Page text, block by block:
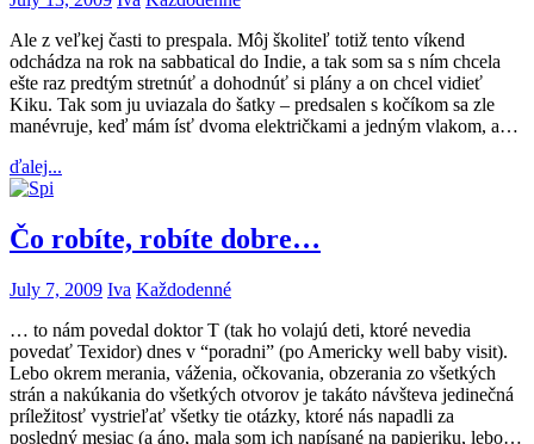
Ale z veľkej časti to prespala. Môj školiteľ totiž tento víkend
odchádza na rok na sabbatical do Indie, a tak som sa s ním chcela
ešte raz predtým stretnúť a dohodnúť si plány a on chcel vidieť
Kiku. Tak som ju uviazala do šatky – predsalen s kočíkom sa zle
manévruje, keď mám ísť dvoma električkami a jedným vlakom, a…
ďalej...
Čo robíte, robíte dobre…
July 7, 2009 Iva Každodenné
… to nám povedal doktor T (tak ho volajú deti, ktoré nevedia
povedať Texidor) dnes v “poradni” (po Americky well baby visit).
Lebo okrem merania, váženia, očkovania, obzerania zo všetkých
strán a nakúkania do všetkých otvorov je takáto návšteva jedinečná
príležitosť vystrieľať všetky tie otázky, ktoré nás napadli za
posledný mesiac (a áno, mala som ich napísané na papieriku, lebo…